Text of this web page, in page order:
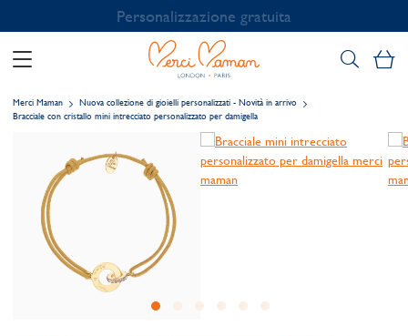
Personalizzazione gratuita
Il
Merci Maman
Nuova collezione di gioielli personalizzati - Novità in arrivo
Bracciale con cristallo mini intrecciato personalizzato per damigella